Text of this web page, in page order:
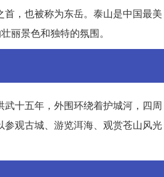
，也被称为东岳。泰山是中国最美
丽景色和独特的氛围。
十五年，外围环绕着护城河，四周
观古城、游览洱海、观赏苍山风光